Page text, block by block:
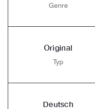
Genre
Original
Typ
Deutsch